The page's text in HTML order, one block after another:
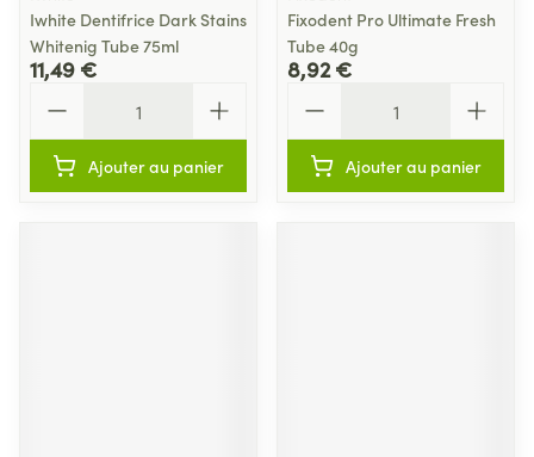
Iwhite Dentifrice Dark Stains
Whitenig Tube 75ml
11,49 €
Ajouter au panier
Fixodent Pro Ultimate Fresh
Tube 40g
8,92 €
Ajouter au panier